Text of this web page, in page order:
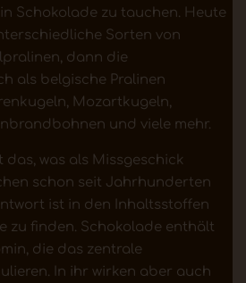
Schokolade zu tauchen. Heute
Sorten von
dann die
als belgische Pralinen
Mozartkugeln,
und viele mehr.
das, was als Missgeschick
schon seit Jahrhunderten
ist in den Inhaltsstoffen
zu finden. Schokolade enthält
die das zentrale
In ihr wirken aber auch